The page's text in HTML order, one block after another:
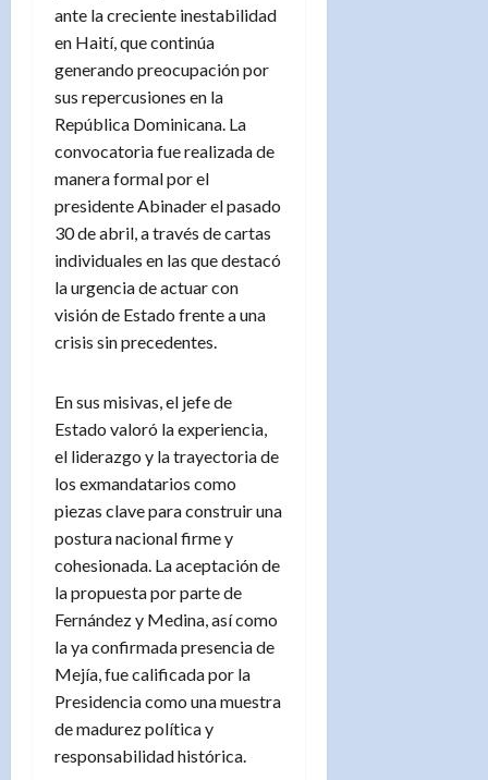
ante la creciente inestabilidad
en Haití, que continúa
generando preocupación por
sus repercusiones en la
República Dominicana. La
convocatoria fue realizada de
manera formal por el
presidente Abinader el pasado
30 de abril, a través de cartas
individuales en las que destacó
la urgencia de actuar con
visión de Estado frente a una
crisis sin precedentes.
En sus misivas, el jefe de
Estado valoró la experiencia,
el liderazgo y la trayectoria de
los exmandatarios como
piezas clave para construir una
postura nacional firme y
cohesionada. La aceptación de
la propuesta por parte de
Fernández y Medina, así como
la ya confirmada presencia de
Mejía, fue calificada por la
Presidencia como una muestra
de madurez política y
responsabilidad histórica.